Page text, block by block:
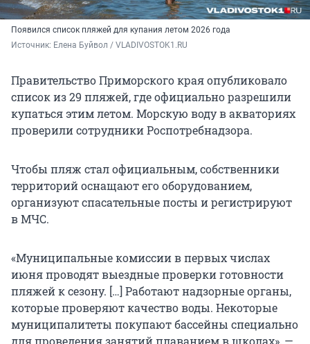
Появился список пляжей для купания летом 2026 года
Источник: Елена Буйвол / VLADIVOSTOK1.RU
Правительство Приморского края опубликовало
список из 29 пляжей, где официально разрешили
купаться этим летом. Морскую воду в акваториях
проверили сотрудники Роспотребнадзора.
Чтобы пляж стал официальным, собственники
территорий оснащают его оборудованием,
организуют спасательные посты и регистрируют
в МЧС.
«Муниципальные комиссии в первых числах
июня проводят выездные проверки готовности
пляжей к сезону. […] Работают надзорные органы,
которые проверяют качество воды. Некоторые
муниципалитеты покупают бассейны специально
для проведения занятий плаванием в школах», —